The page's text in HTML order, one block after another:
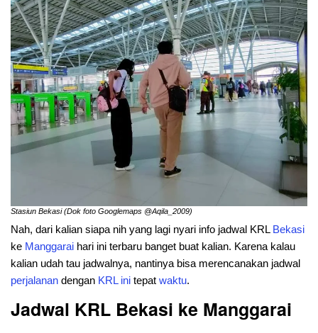
Stasiun Bekasi (Dok foto Googlemaps @Aqila_2009)
Nah, dari kalian siapa nih yang lagi nyari info jadwal KRL Bekasi
ke Manggarai hari ini terbaru banget buat kalian. Karena kalau
kalian udah tau jadwalnya, nantinya bisa merencanakan jadwal
perjalanan dengan KRL ini tepat waktu.
Jadwal KRL Bekasi ke Manggarai